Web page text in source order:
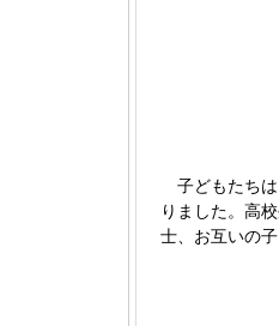
子どもたちは
りました。高
士、お互いの